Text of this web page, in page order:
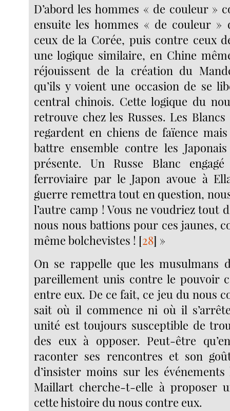
D’abord les hommes « de couleur »
ensuite les hommes « de couleur »
ceux de la Corée, puis contre ceux
une logique similaire, en Chine
réjouissent de la création du
qu’ils y voient une occasion de se
central chinois. Cette logique du
retrouve chez les Russes. Les Blancs
regardent en chiens de faïence
battre ensemble contre les
présente. Un Russe Blanc
ferroviaire par le Japon avoue à
guerre remettra tout en question,
l’autre camp ! Vous ne voudriez tout
nous nous battions pour ces jaunes,
même bolchevistes ! [28] »
On se rappelle que les musulmans
pareillement unis contre le pouvoir
entre eux. De ce fait, ce jeu du nous
sait où il commence ni où il
unité est toujours susceptible de
des eux à opposer. Peut-être
raconter ses rencontres et son
d’insister moins sur les
Maillart cherche-t-elle à proposer
cette histoire du nous contre eux.